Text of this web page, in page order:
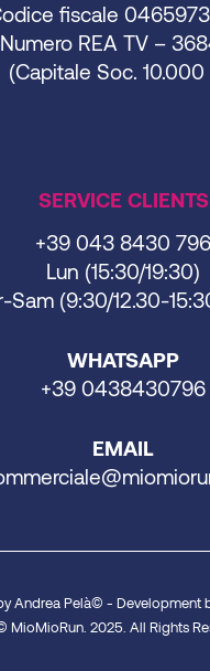
fiscale
Numero REA TV –
(Capitale Soc. 10.000
SERVICE CLIENTS
+39 043 8430 796
Lun (15:30/19:30)
Sam (9:30/12.30-
WHATSAPP
+39 0438430796
EMAIL
Andrea Pelà© - Development
MioMioRun. 2025. All Rights